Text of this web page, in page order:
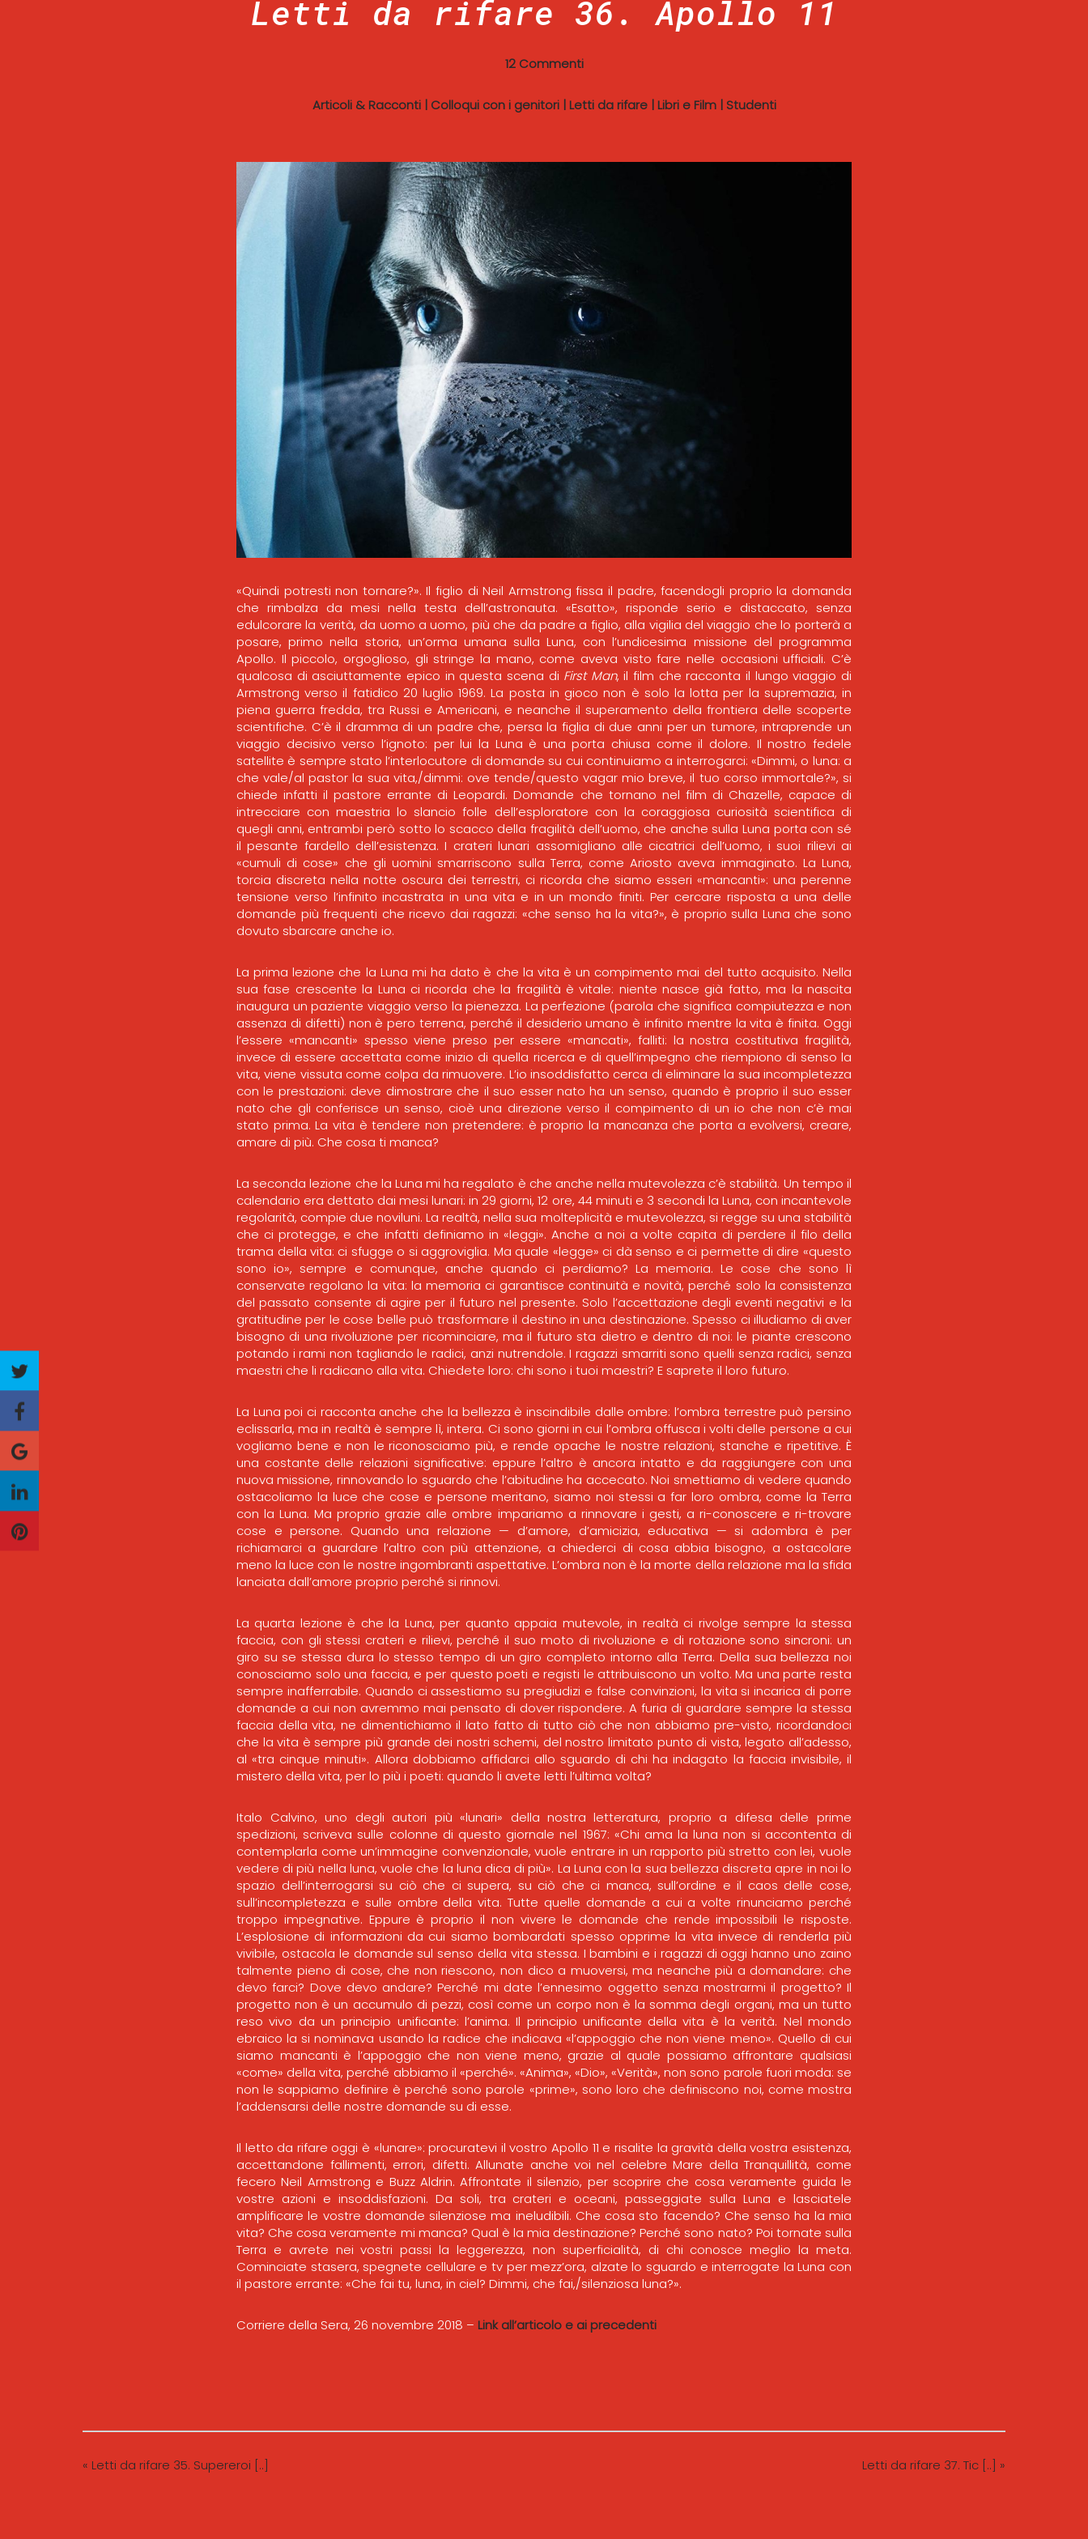
Letti da rifare 36. Apollo 11
12 Commenti
Articoli & Racconti| Colloqui con i genitori| Letti da rifare| Libri e Film| Studenti
«Quindi potresti non tornare?». Il figlio di Neil Armstrong fissa il padre, facendogli proprio la domanda
che rimbalza da mesi nella testa dell’astronauta. «Esatto», risponde serio e distaccato, senza
edulcorare la verità, da uomo a uomo, più che da padre a figlio, alla vigilia del viaggio che lo porterà a
posare, primo nella storia, un’orma umana sulla Luna, con l’undicesima missione del programma
Apollo. Il piccolo, orgoglioso, gli stringe la mano, come aveva visto fare nelle occasioni ufficiali. C’è
qualcosa di asciuttamente epico in questa scena di First Man, il film che racconta il lungo viaggio di
Armstrong verso il fatidico 20 luglio 1969. La posta in gioco non è solo la lotta per la supremazia, in
piena guerra fredda, tra Russi e Americani, e neanche il superamento della frontiera delle scoperte
scientifiche. C’è il dramma di un padre che, persa la figlia di due anni per un tumore, intraprende un
viaggio decisivo verso l’ignoto: per lui la Luna è una porta chiusa come il dolore. Il nostro fedele
satellite è sempre stato l’interlocutore di domande su cui continuiamo a interrogarci: «Dimmi, o luna: a
che vale/al pastor la sua vita,/dimmi: ove tende/questo vagar mio breve, il tuo corso immortale?», si
chiede infatti il pastore errante di Leopardi. Domande che tornano nel film di Chazelle, capace di
intrecciare con maestria lo slancio folle dell’esploratore con la coraggiosa curiosità scientifica di
quegli anni, entrambi però sotto lo scacco della fragilità dell’uomo, che anche sulla Luna porta con sé
il pesante fardello dell’esistenza. I crateri lunari assomigliano alle cicatrici dell’uomo, i suoi rilievi ai
«cumuli di cose» che gli uomini smarriscono sulla Terra, come Ariosto aveva immaginato. La Luna,
torcia discreta nella notte oscura dei terrestri, ci ricorda che siamo esseri «mancanti»: una perenne
tensione verso l’infinito incastrata in una vita e in un mondo finiti. Per cercare risposta a una delle
domande più frequenti che ricevo dai ragazzi: «che senso ha la vita?», è proprio sulla Luna che sono
dovuto sbarcare anche io.
La prima lezione che la Luna mi ha dato è che la vita è un compimento mai del tutto acquisito. Nella
sua fase crescente la Luna ci ricorda che la fragilità è vitale: niente nasce già fatto, ma la nascita
inaugura un paziente viaggio verso la pienezza. La perfezione (parola che significa compiutezza e non
assenza di difetti) non è pero terrena, perché il desiderio umano è infinito mentre la vita è finita. Oggi
l’essere «mancanti» spesso viene preso per essere «mancati», falliti: la nostra costitutiva fragilità,
invece di essere accettata come inizio di quella ricerca e di quell’impegno che riempiono di senso la
vita, viene vissuta come colpa da rimuovere. L’io insoddisfatto cerca di eliminare la sua incompletezza
con le prestazioni: deve dimostrare che il suo esser nato ha un senso, quando è proprio il suo esser
nato che gli conferisce un senso, cioè una direzione verso il compimento di un io che non c’è mai
stato prima. La vita è tendere non pretendere: è proprio la mancanza che porta a evolversi, creare,
amare di più. Che cosa ti manca?
La seconda lezione che la Luna mi ha regalato è che anche nella mutevolezza c’è stabilità. Un tempo il
calendario era dettato dai mesi lunari: in 29 giorni, 12 ore, 44 minuti e 3 secondi la Luna, con incantevole
regolarità, compie due noviluni. La realtà, nella sua molteplicità e mutevolezza, si regge su una stabilità
che ci protegge, e che infatti definiamo in «leggi». Anche a noi a volte capita di perdere il filo della
trama della vita: ci sfugge o si aggroviglia. Ma quale «legge» ci dà senso e ci permette di dire «questo
sono io», sempre e comunque, anche quando ci perdiamo? La memoria. Le cose che sono lì
conservate regolano la vita: la memoria ci garantisce continuità e novità, perché solo la consistenza
del passato consente di agire per il futuro nel presente. Solo l’accettazione degli eventi negativi e la
gratitudine per le cose belle può trasformare il destino in una destinazione. Spesso ci illudiamo di aver
bisogno di una rivoluzione per ricominciare, ma il futuro sta dietro e dentro di noi: le piante crescono
potando i rami non tagliando le radici, anzi nutrendole. I ragazzi smarriti sono quelli senza radici, senza
maestri che li radicano alla vita. Chiedete loro: chi sono i tuoi maestri? E saprete il loro futuro.
La Luna poi ci racconta anche che la bellezza è inscindibile dalle ombre: l’ombra terrestre può persino
eclissarla, ma in realtà è sempre lì, intera. Ci sono giorni in cui l’ombra offusca i volti delle persone a cui
vogliamo bene e non le riconosciamo più, e rende opache le nostre relazioni, stanche e ripetitive. È
una costante delle relazioni significative: eppure l’altro è ancora intatto e da raggiungere con una
nuova missione, rinnovando lo sguardo che l’abitudine ha accecato. Noi smettiamo di vedere quando
ostacoliamo la luce che cose e persone meritano, siamo noi stessi a far loro ombra, come la Terra
con la Luna. Ma proprio grazie alle ombre impariamo a rinnovare i gesti, a ri-conoscere e ri-trovare
cose e persone. Quando una relazione — d’amore, d’amicizia, educativa — si adombra è per
richiamarci a guardare l’altro con più attenzione, a chiederci di cosa abbia bisogno, a ostacolare
meno la luce con le nostre ingombranti aspettative. L’ombra non è la morte della relazione ma la sfida
lanciata dall’amore proprio perché si rinnovi.
La quarta lezione è che la Luna, per quanto appaia mutevole, in realtà ci rivolge sempre la stessa
faccia, con gli stessi crateri e rilievi, perché il suo moto di rivoluzione e di rotazione sono sincroni: un
giro su se stessa dura lo stesso tempo di un giro completo intorno alla Terra. Della sua bellezza noi
conosciamo solo una faccia, e per questo poeti e registi le attribuiscono un volto. Ma una parte resta
sempre inafferrabile. Quando ci assestiamo su pregiudizi e false convinzioni, la vita si incarica di porre
domande a cui non avremmo mai pensato di dover rispondere. A furia di guardare sempre la stessa
faccia della vita, ne dimentichiamo il lato fatto di tutto ciò che non abbiamo pre-visto, ricordandoci
che la vita è sempre più grande dei nostri schemi, del nostro limitato punto di vista, legato all’adesso,
al «tra cinque minuti». Allora dobbiamo affidarci allo sguardo di chi ha indagato la faccia invisibile, il
mistero della vita, per lo più i poeti: quando li avete letti l’ultima volta?
Italo Calvino, uno degli autori più «lunari» della nostra letteratura, proprio a difesa delle prime
spedizioni, scriveva sulle colonne di questo giornale nel 1967: «Chi ama la luna non si accontenta di
contemplarla come un’immagine convenzionale, vuole entrare in un rapporto più stretto con lei, vuole
vedere di più nella luna, vuole che la luna dica di più». La Luna con la sua bellezza discreta apre in noi lo
spazio dell’interrogarsi su ciò che ci supera, su ciò che ci manca, sull’ordine e il caos delle cose,
sull’incompletezza e sulle ombre della vita. Tutte quelle domande a cui a volte rinunciamo perché
troppo impegnative. Eppure è proprio il non vivere le domande che rende impossibili le risposte.
L’esplosione di informazioni da cui siamo bombardati spesso opprime la vita invece di renderla più
vivibile, ostacola le domande sul senso della vita stessa. I bambini e i ragazzi di oggi hanno uno zaino
talmente pieno di cose, che non riescono, non dico a muoversi, ma neanche più a domandare: che
devo farci? Dove devo andare? Perché mi date l’ennesimo oggetto senza mostrarmi il progetto? Il
progetto non è un accumulo di pezzi, così come un corpo non è la somma degli organi, ma un tutto
reso vivo da un principio unificante: l’anima. Il principio unificante della vita è la verità. Nel mondo
ebraico la si nominava usando la radice che indicava «l’appoggio che non viene meno». Quello di cui
siamo mancanti è l’appoggio che non viene meno, grazie al quale possiamo affrontare qualsiasi
«come» della vita, perché abbiamo il «perché». «Anima», «Dio», «Verità», non sono parole fuori moda: se
non le sappiamo definire è perché sono parole «prime», sono loro che definiscono noi, come mostra
l’addensarsi delle nostre domande su di esse.
Il letto da rifare oggi è «lunare»: procuratevi il vostro Apollo 11 e risalite la gravità della vostra esistenza,
accettandone fallimenti, errori, difetti. Allunate anche voi nel celebre Mare della Tranquillità, come
fecero Neil Armstrong e Buzz Aldrin. Affrontate il silenzio, per scoprire che cosa veramente guida le
vostre azioni e insoddisfazioni. Da soli, tra crateri e oceani, passeggiate sulla Luna e lasciatele
amplificare le vostre domande silenziose ma ineludibili. Che cosa sto facendo? Che senso ha la mia
vita? Che cosa veramente mi manca? Qual è la mia destinazione? Perché sono nato? Poi tornate sulla
Terra e avrete nei vostri passi la leggerezza, non superficialità, di chi conosce meglio la meta.
Cominciate stasera, spegnete cellulare e tv per mezz’ora, alzate lo sguardo e interrogate la Luna con
il pastore errante: «Che fai tu, luna, in ciel? Dimmi, che fai,/silenziosa luna?».
Corriere della Sera, 26 novembre 2018 – Link all’articolo e ai precedenti
« Letti da rifare 35. Supereroi [..] Letti da rifare 37. Tic [..] »